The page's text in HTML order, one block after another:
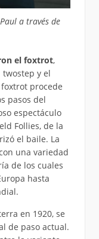
a través de
el foxtrot,
y el
procede
pasos del
espectáculo
Follies, de la
el baile. La
una variedad
de los cuales
hasta
en 1920, se
de paso actual.